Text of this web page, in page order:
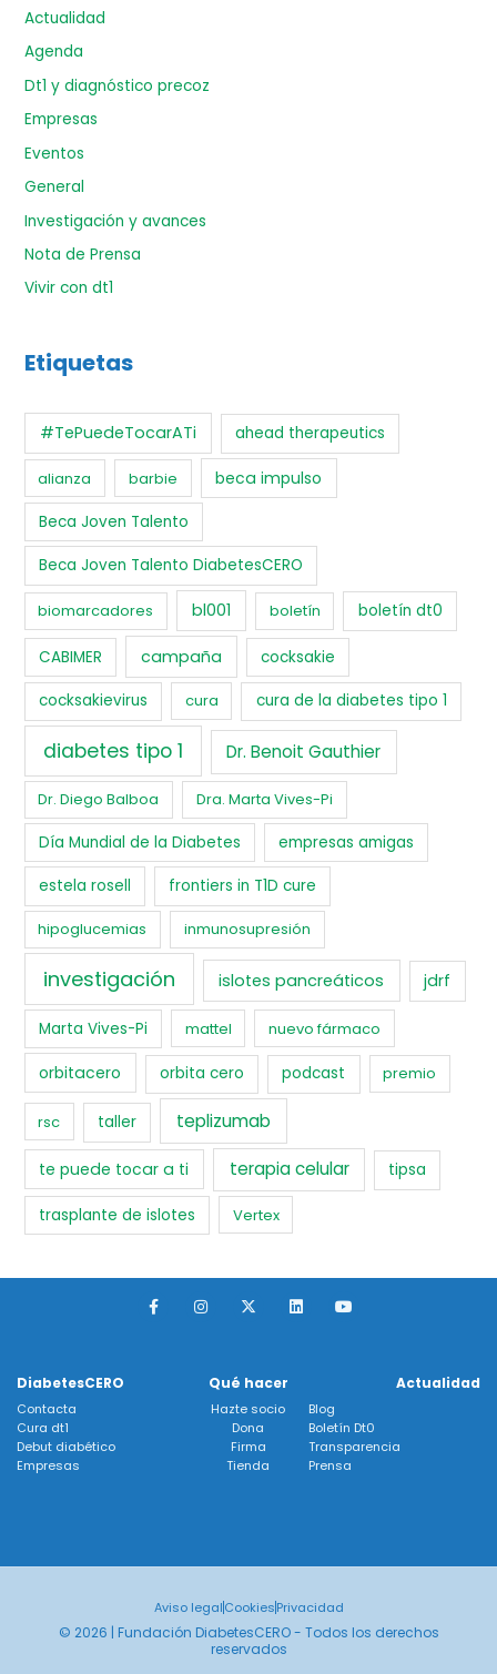
Actualidad
Agenda
Dt1 y diagnóstico precoz
Empresas
Eventos
General
Investigación y avances
Nota de Prensa
Vivir con dt1
Etiquetas
#TePuedeTocarATi ahead therapeutics
alianza barbie beca impulso
Beca Joven Talento
Beca Joven Talento DiabetesCERO
biomarcadores bl001 boletín boletín dt0
CABIMER campaña cocksakie
cocksakievirus cura cura de la diabetes tipo 1
diabetes tipo 1 Dr. Benoit Gauthier
Dr. Diego Balboa Dra. Marta Vives-Pi
Día Mundial de la Diabetes empresas amigas
estela rosell frontiers in T1D cure
hipoglucemias inmunosupresión
investigación islotes pancreáticos jdrf
Marta Vives-Pi mattel nuevo fármaco
orbitacero orbita cero podcast premio
rsc taller teplizumab
te puede tocar a ti terapia celular tipsa
trasplante de islotes Vertex
F
a
I
n
X
-
t
t
e
r
L
i
Y
o
DiabetesCERO
Contacta
Cura dt1
Debut diabético
Empresas
Qué hacer
Hazte socio
Dona
Firma
Tienda
Actualidad
Blog
Boletín Dt0
Transparencia
Prensa
Aviso legalCookiesPrivacidad
© 2026 | Fundación DiabetesCERO - Todos los derechos
reservados